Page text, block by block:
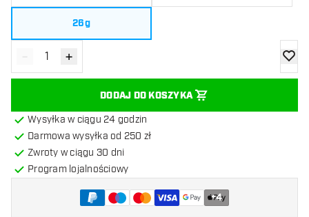
26g
Zmniejsz ilość
- Zwiększ ilość
+
DODAJ DO KOSZYKA
Wysyłka w ciągu 24 godzin
Darmowa wysyłka od 250 zł
Zwroty w ciągu 30 dni
Program lojalnościowy
+4